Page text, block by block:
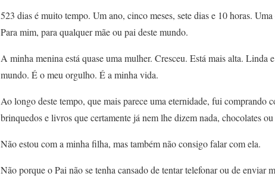
523 dias é muito tempo. Um ano, cinco meses, sete dias e 10 horas.
Para mim, para qualquer mãe ou pai deste mundo.
A minha menina está quase uma mulher. Cresceu. Está mais alta.
mundo. É o meu orgulho. É a minha vida.
Ao longo deste tempo, que mais parece uma eternidade, fui comprando
brinquedos e livros que certamente já nem lhe dizem nada, chocolates
Não estou com a minha filha, mas também não consigo falar com ela.
Não porque o Pai não se tenha cansado de tentar telefonar ou de enviar